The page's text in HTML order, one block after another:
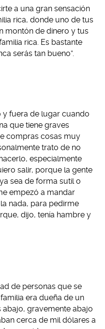
a una gran sensación
rica, donde uno de tus
montón de dinero y tus
rica. Es bastante
serás tan bueno”.
y fuera de lugar cuando
que tiene graves
compras cosas muy
trato de no
especialmente
salir, porque la gente
sea de forma sutil o
empezó a mandar
nada, para pedirme
dijo, tenía hambre y
de personas que se
familia era dueña de un
gravemente abajo
cerca de mil dólares a